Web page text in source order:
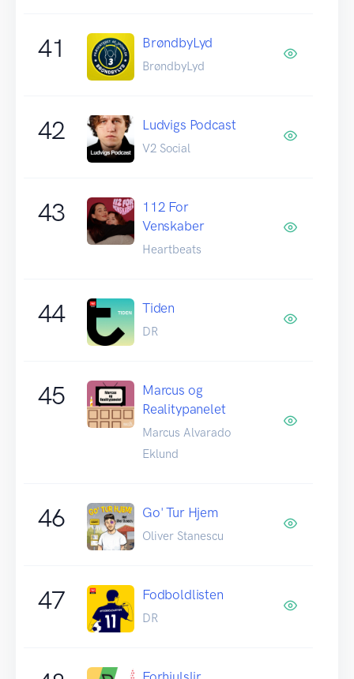
41 BrøndbyLyd
BrøndbyLyd
42 Ludvigs Podcast
V2 Social
43
112 For
Venskaber
Heartbeats
44 Tiden
DR
45
Marcus og
Realitypanelet
Marcus Alvarado
Eklund
46 Go' Tur Hjem
Oliver Stanescu
47 Fodboldlisten
DR